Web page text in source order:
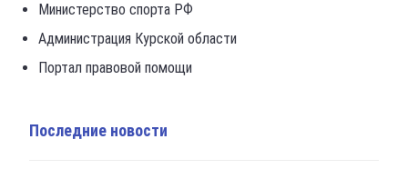
Министерство спорта РФ
Администрация Курской области
Портал правовой помощи
Последние новости